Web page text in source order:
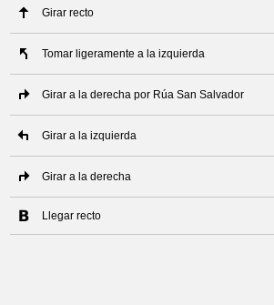
Girar recto
Tomar ligeramente a la izquierda
Girar a la derecha por Rúa San Salvador
Girar a la izquierda
Girar a la derecha
Llegar recto